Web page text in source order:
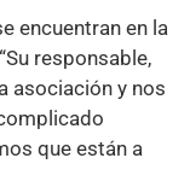
encuentran en la
responsable,
asociación y nos
que están a